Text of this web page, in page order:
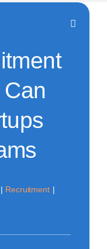
Toggle
| Recruitment |